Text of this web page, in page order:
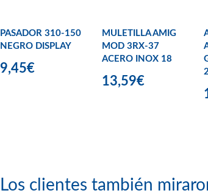
PASADOR 310-150
NEGRO DISPLAY
9,45€
MULETILLA AMIG
MOD 3RX-37
ACERO INOX 18
13,59€
Los clientes también